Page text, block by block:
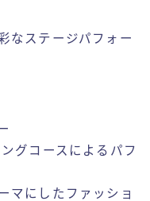
なステージパフォー
グコースによるパフ
マにしたファッショ